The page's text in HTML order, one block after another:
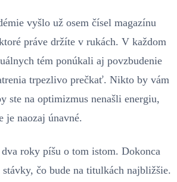
vyšlo už osem čísel magazínu
práve držíte v rukách. V každom
tém ponúkali aj povzbudenie
trpezlivo prečkať. Nikto by vám
ste na optimizmus nenašli energiu,
je naozaj únavné.
roky píšu o tom istom. Dokonca
čo bude na titulkách najbližšie.